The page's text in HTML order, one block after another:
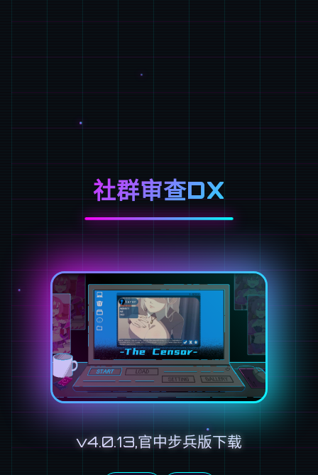
社群审查DX
v4.0.13,官中步兵版下载